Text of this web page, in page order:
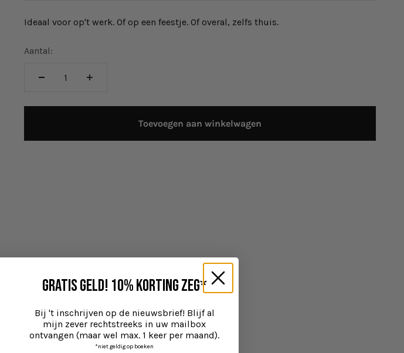
Ideaal voor op't werk. Of op een feestje. Of overal, zelfs thuis.
Aantal:
Toevoegen aan winkelwagen
Gratis geld! 10% KORTING zeg*
Bij 't inschrijven op de nieuwsbrief! Blijf al
mijn zever rechtstreeks in uw mailbox
ontvangen (maar wel max. 1 keer per maand).
*niet geldig op boeken